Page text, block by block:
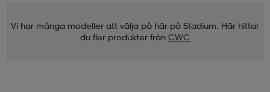
Vi har många modeller att välja på här på Stadium. Här hittar
du fler produkter från CWC